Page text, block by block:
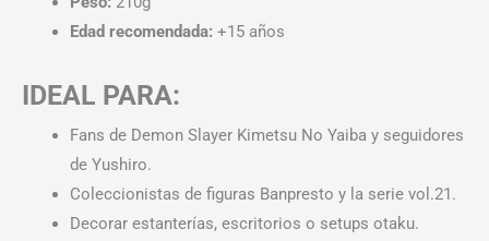
Edad recomendada: +15 años
IDEAL PARA:
Fans de Demon Slayer Kimetsu No Yaiba y seguidores
de Yushiro.
Coleccionistas de figuras Banpresto y la serie vol.21.
Decorar estanterías, escritorios o setups otaku.